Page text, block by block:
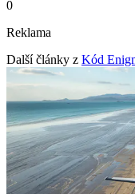
0
Reklama
Další články z Kód